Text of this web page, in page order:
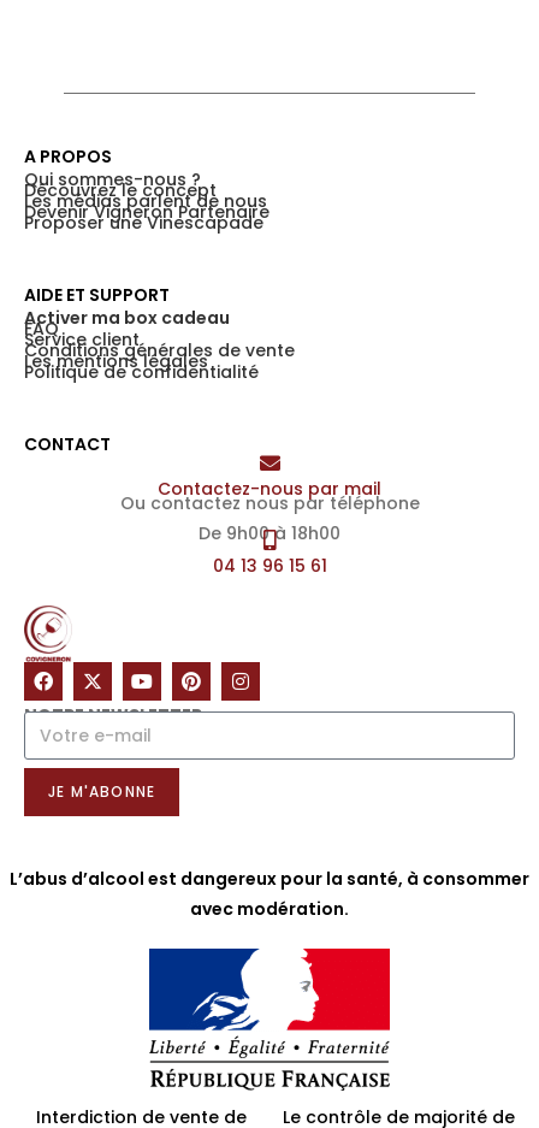
NOTRE NEWSLETTER
JE M'ABONNE
CONTACT
Contactez-nous par mail
Ou contactez nous par téléphone
De 9h00 à 18h00
04 13 96 15 61
AIDE ET SUPPORT
Activer ma box cadeau
FAQ
Service client
Conditions générales de vente
Les mentions légales
Politique de confidentialité
A PROPOS
Qui sommes-nous ?
Découvrez le concept
Les médias parlent de nous
Devenir Vigneron Partenaire
Proposer une Vinescapade
L’abus d’alcool est dangereux pour la santé, à consommer
avec modération.
Interdiction de vente de Le contrôle de majorité de